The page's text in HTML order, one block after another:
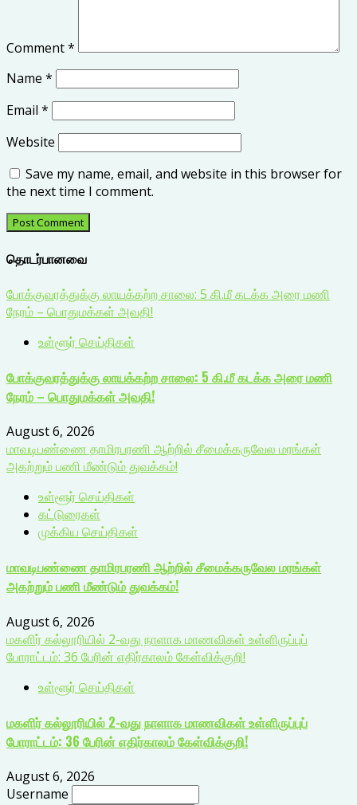
Comment*
Name *
Email *
Website
Save my name, email, and website in this browser for
the next time I comment.
தொடர்பானவை
போக்குவரத்துக்கு லாயக்கற்ற சாலை: 5 கி.மீ கடக்க அரை மணி
நேரம் – பொதுமக்கள் அவதி!
உள்ளூர் செய்திகள்
போக்குவரத்துக்கு லாயக்கற்ற சாலை: 5 கி.மீ கடக்க அரை மணி
நேரம் – பொதுமக்கள் அவதி!
August 6, 2026
மாவடிபண்ணை தாமிரபரணி ஆற்றில் சீமைக்கருவேல மரங்கள்
அகற்றும் பணி மீண்டும் துவக்கம்!
உள்ளூர் செய்திகள்
கட்டுரைகள்
முக்கிய செய்திகள்
மாவடிபண்ணை தாமிரபரணி ஆற்றில் சீமைக்கருவேல மரங்கள்
அகற்றும் பணி மீண்டும் துவக்கம்!
August 6, 2026
மகளிர் கல்லூரியில் 2-வது நாளாக மாணவிகள் உள்ளிருப்புப்
போராட்டம்: 36 பேரின் எதிர்காலம் கேள்விக்குறி!
உள்ளூர் செய்திகள்
மகளிர் கல்லூரியில் 2-வது நாளாக மாணவிகள் உள்ளிருப்புப்
போராட்டம்: 36 பேரின் எதிர்காலம் கேள்விக்குறி!
August 6, 2026
Username